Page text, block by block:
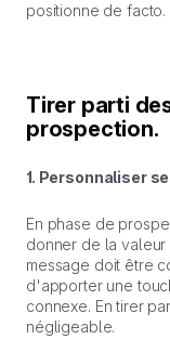
positionne de facto.
Tirer parti
prospection.
1. Personnaliser
En phase de
donner de la
message doit être
d'apporter une
connexe. En tirer
négligeable.